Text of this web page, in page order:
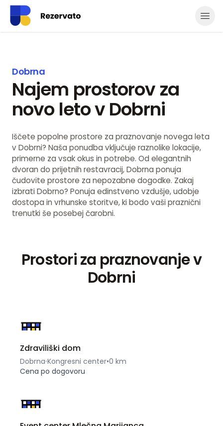
Dobrna
Najem prostorov za
novo leto v Dobrni
Iščete popolne prostore za praznovanje novega leta
v Dobrni? Naša ponudba vključuje raznolike lokacije,
primerne za vsak okus in potrebe. Od elegantnih
dvoran do prijetnih restavracij, Dobrna ponuja
čudovite prostore za nepozabne dogodke. Zakaj
izbrati Dobrno? Ponuja edinstveno vzdušje, udobje
dostopa in vrhunske storitve, ki bodo vaši praznični
trenutki še posebej čarobni.
Prostori za praznovanje v
Dobrni
Zdraviliški dom
Dobrna Kongresni center•0 km
Cena po dogovoru